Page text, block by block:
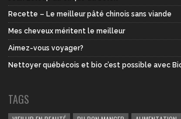
Recette – Le meilleur pâté chinois sans viande
Mes cheveux méritent le meilleur
Aimez-vous voyager?
Nettoyer québécois et bio c’est possible avec
TAGS